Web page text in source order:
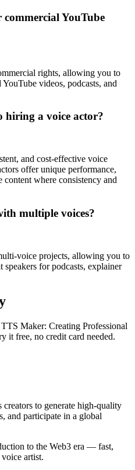
YouTube
rights, allowing you to
videos, podcasts, and
hiring a voice actor?
and cost-effective voice
offer unique performance,
where consistency and
multiple voices?
voice projects, allowing you to
for podcasts, explainer
Maker: Creating Professional
it free, no credit card needed.
to generate high-quality
and participate in a global
to the Web3 era — fast,
artist.